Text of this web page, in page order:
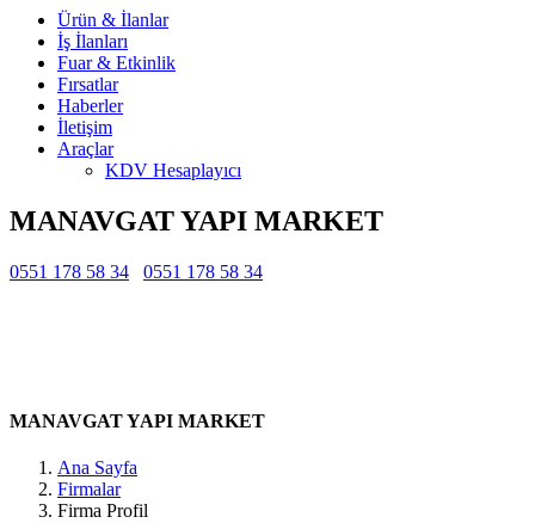
Ürün & İlanlar
İş İlanları
Fuar & Etkinlik
Fırsatlar
Haberler
İletişim
Araçlar
KDV Hesaplayıcı
MANAVGAT YAPI MARKET
0551 178 58 34 0551 178 58 34
MANAVGAT YAPI MARKET
Ana Sayfa
Firmalar
Firma Profil